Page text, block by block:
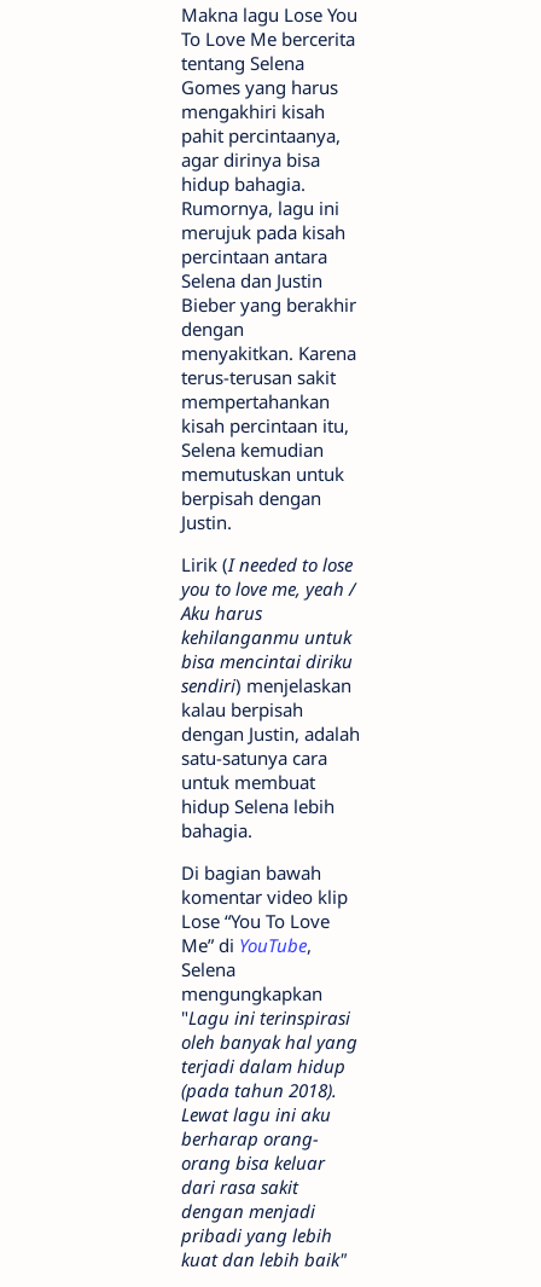
Makna lagu Lose You
To Love Me bercerita
tentang Selena
Gomes yang harus
mengakhiri kisah
pahit percintaanya,
agar dirinya bisa
hidup bahagia.
Rumornya, lagu ini
merujuk pada kisah
percintaan antara
Selena dan Justin
Bieber yang berakhir
dengan
menyakitkan. Karena
terus-terusan sakit
mempertahankan
kisah percintaan itu,
Selena kemudian
memutuskan untuk
berpisah dengan
Justin.
Lirik (I needed to lose
you to love me, yeah /
Aku harus
kehilanganmu untuk
bisa mencintai diriku
sendiri) menjelaskan
kalau berpisah
dengan Justin, adalah
satu-satunya cara
untuk membuat
hidup Selena lebih
bahagia.
Di bagian bawah
komentar video klip
Lose “You To Love
Me” di YouTube,
Selena
mengungkapkan
"Lagu ini terinspirasi
oleh banyak hal yang
terjadi dalam hidup
(pada tahun 2018).
Lewat lagu ini aku
berharap orang-
orang bisa keluar
dari rasa sakit
dengan menjadi
pribadi yang lebih
kuat dan lebih baik"